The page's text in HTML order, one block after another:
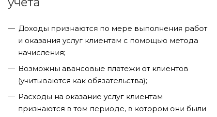
Доходы признаются по мере выполнения работ
и оказания услуг клиентам с помощью метода
начисления;
Возможны авансовые платежи от клиентов
(учитываются как обязательства);
Расходы на оказание услуг клиентам
признаются в том периоде, в котором они были